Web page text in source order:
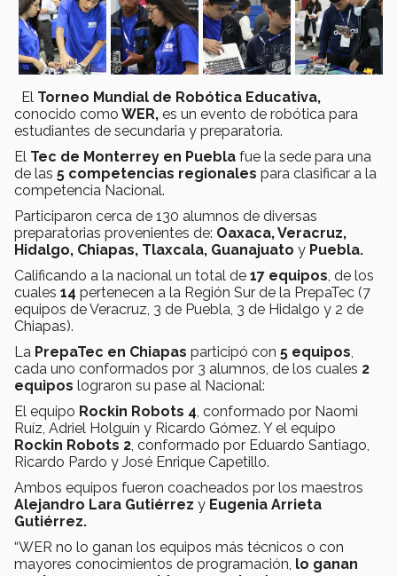
El Torneo Mundial de Robótica Educativa,
conocido como WER, es un evento de robótica para
estudiantes de secundaria y preparatoria.
El Tec de Monterrey en Puebla fue la sede para una
de las 5 competencias regionales para clasificar a la
competencia Nacional.
Participaron cerca de 130 alumnos de diversas
preparatorias provenientes de: Oaxaca, Veracruz,
Hidalgo, Chiapas, Tlaxcala, Guanajuato y Puebla.
Calificando a la nacional un total de 17 equipos , de los
cuales 14 pertenecen a la Región Sur de la PrepaTec (7
equipos de Veracruz, 3 de Puebla, 3 de Hidalgo y 2 de
Chiapas).
La PrepaTec en Chiapas participó con 5 equipos
cada uno conformados por 3 alumnos, de los cuales 2
equipos lograron su pase al Nacional:
El equipo Rockin Robots 4 , conformado por Naomi
Ruíz, Adriel Holguín y Ricardo Gómez. Y el equipo
Rockin Robots 2 , conformado por Eduardo Santiago,
Ricardo Pardo y José Enrique Capetillo.
Ambos equipos fueron coacheados por los maestros
Alejandro Lara Gutiérrez y Eugenia Arrieta
Gutiérrez.
“WER no lo ganan los equipos más técnicos o con
mayores conocimientos de programación, lo ganan